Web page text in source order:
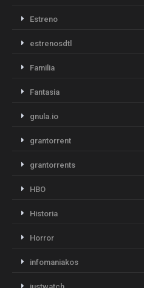
Estreno
estrenosdtl
Familia
Fantasia
gnula.io
grantorrent
grantorrents
HBO
Historia
Horror
infomaniakos